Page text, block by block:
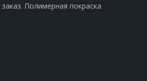
Полимерная покраска